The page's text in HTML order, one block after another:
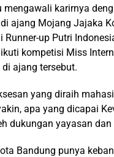
mengawali karirnya
ajang Mojang Jajaka
up Putri
kompetisi Miss
ajang tersebut.
yang diraih
apa yang dicapai
dukungan yayasan
Bandung punya